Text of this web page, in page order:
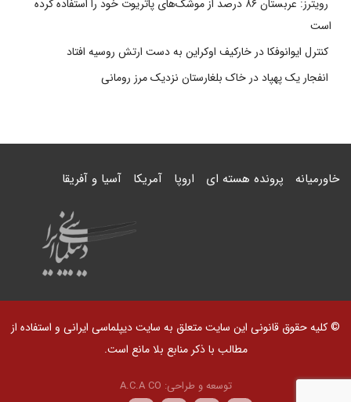
رویترز: عربستان ۸۶ درصد از موشک‌های پاتریوت خود را استفاده کرده
است
کنترل ایوانوفکا در خارکیف اوکراین به دست ارتش روسیه افتاد
انفجار یک پهپاد در خاک بلغارستان نزدیک مرز رومانی
خاورمیانه پرونده هسته ای اروپا آمریکا آسیا و آفریقا
© کلیه حقوق قانونی این سایت متعلق به سایت دیپلماسی ایرانی و استفاده از
مطالب با ذکر منابع بلا مانع است.
توسعه و طراحی: A.C.A CO